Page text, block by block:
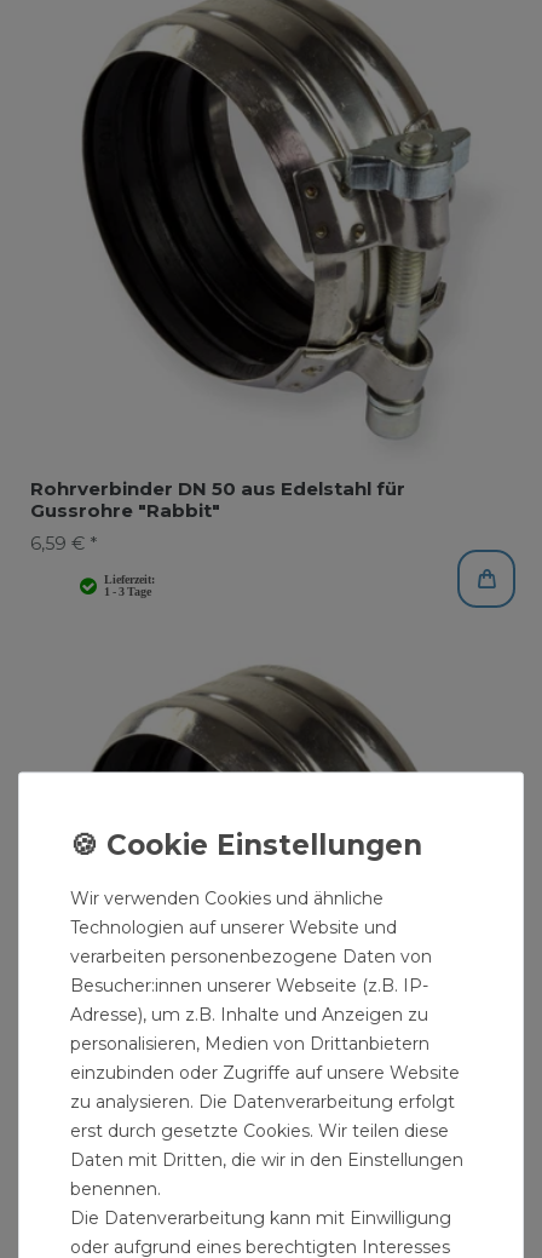
Rohrverbinder DN 50 aus Edelstahl für
Gussrohre "Rabbit"
6,59 € *
Rohrverbinder DN 125 wasserdicht für Guss-
Rohre "Rabbit"
9,49 € *
Wir verwenden Cookies und ähnliche
Technologien auf unserer Website und
verarbeiten personenbezogene Daten von
Besucher:innen unserer Webseite (z.B. IP-
Adresse), um z.B. Inhalte und Anzeigen zu
personalisieren, Medien von Drittanbietern
einzubinden oder Zugriffe auf unsere Website
zu analysieren. Die Datenverarbeitung erfolgt
erst durch gesetzte Cookies. Wir teilen diese
Daten mit Dritten, die wir in den Einstellungen
benennen.
Die Datenverarbeitung kann mit Einwilligung
oder aufgrund eines berechtigten Interesses